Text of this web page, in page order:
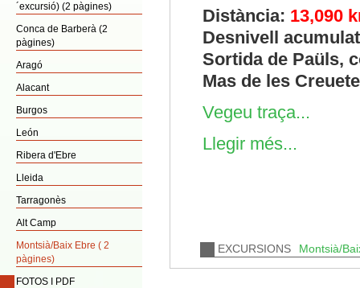
´excursió) (2 pàgines)
Conca de Barberà (2
pàgines)
Aragó
Alacant
Burgos
León
Ribera d'Ebre
Lleida
Tarragonès
Alt Camp
Montsià/Baix Ebre ( 2
pàgines)
FOTOS I PDF
Distància: 13,090
Desnivell
Sortida de Paüls,
Mas de les
Vegeu traça...
Llegir més...
EXCURSIONS Montsià/